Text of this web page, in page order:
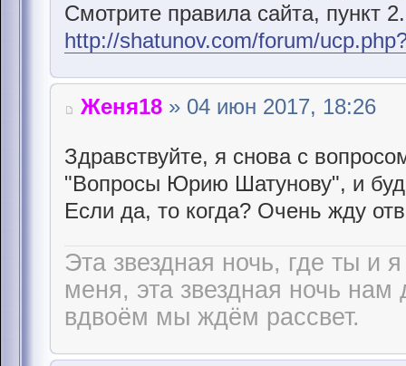
Смотрите правила сайта, пункт
http://shatunov.com/forum/
Женя18 » 04 июн 2017, 18:26
Здравствуйте, я снова с
"Вопросы Юрию Шатунову", и
Если да, то когда? Очень жду
Эта звездная ночь, где ты и
меня, эта звездная ночь нам
вдвоём мы ждём рассвет.